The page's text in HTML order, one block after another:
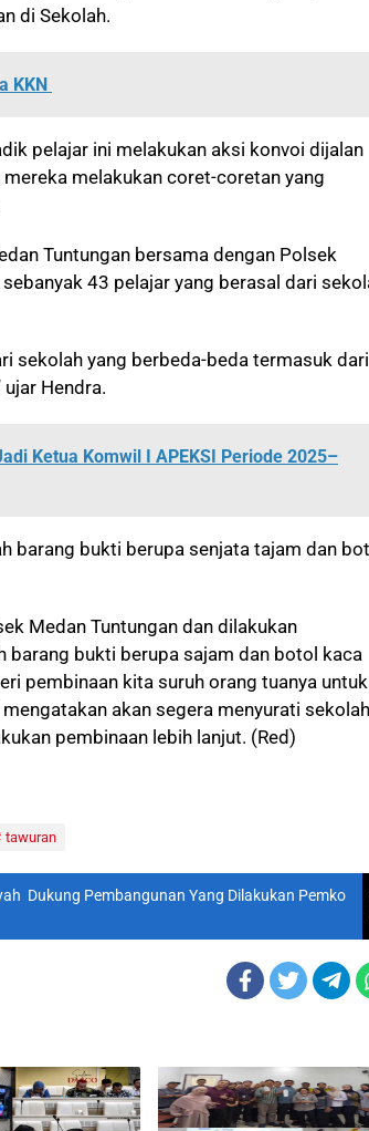
di Sekolah.
KKN
pelajar ini melakukan aksi konvoi dijalan
melakukan coret-coretan yang
Tuntungan bersama dengan Polsek
43 pelajar yang berasal dari
sekolah yang berbeda-beda termasuk dari
ujar Hendra.
Ketua Komwil I APEKSI Periode 2025–
barang bukti berupa senjata tajam dan
Medan Tuntungan dan dilakukan
barang bukti berupa sajam dan botol kaca
pembinaan kita suruh orang tuanya untuk
akan segera menyurati sekolah
pembinaan lebih lanjut. (Red)
tawuran
Dukung Pembangunan Yang Dilakukan Pemko